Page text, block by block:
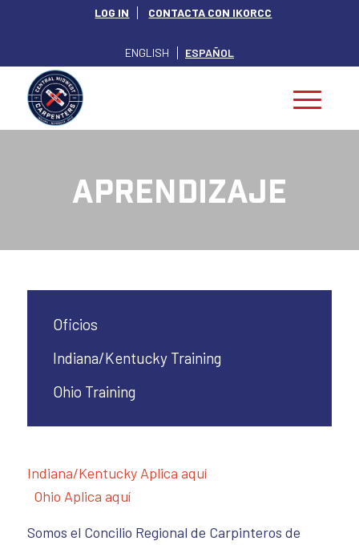
LOG IN CONTACTA CON IKORCC
ENGLISH ESPAÑOL
Aprendizaje
Oficios
Indiana/Kentucky Training
Ohio Training
Indiana/Kentucky Aplica aquí
Ohio Aplica aquí
Somos el Concilio Regional de Carpinteros de